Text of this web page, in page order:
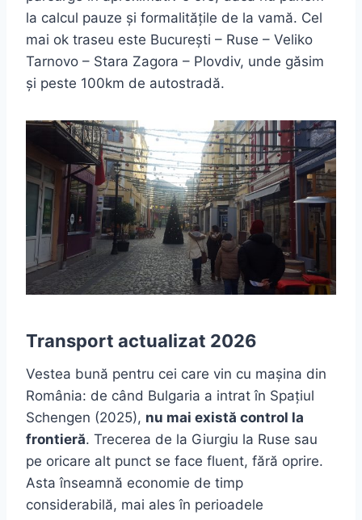
la calcul pauze și formalitățile de la vamă. Cel
mai ok traseu este București – Ruse – Veliko
Tarnovo – Stara Zagora – Plovdiv, unde găsim
și peste 100km de autostradă.
Transport actualizat 2026
Vestea bună pentru cei care vin cu mașina din
România: de când Bulgaria a intrat în Spațiul
Schengen (2025), nu mai există control la
frontieră. Trecerea de la Giurgiu la Ruse sau
pe oricare alt punct se face fluent, fără oprire.
Asta înseamnă economie de timp
considerabilă, mai ales în perioadele